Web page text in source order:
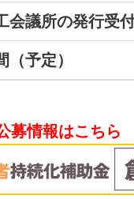
会議所の発行受
（予定）
募情報はこちら